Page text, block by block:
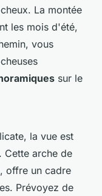
La montée
les mois d'été,
vous
sur le
la vue est
. Cette arche de
offre un cadre
Prévoyez de